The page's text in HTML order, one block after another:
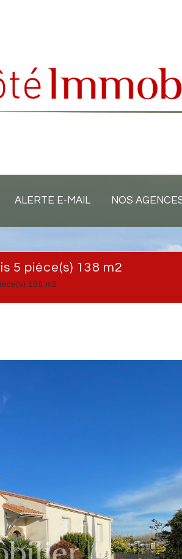
ALERTE E-MAIL NOS
5 pièce(s) 138 m2
138 m2